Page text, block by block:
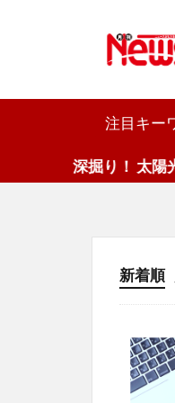
注目キー
掘り！ 太陽光発電【
新着順